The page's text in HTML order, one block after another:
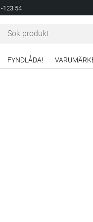
123 54
FYNDLÅDA!